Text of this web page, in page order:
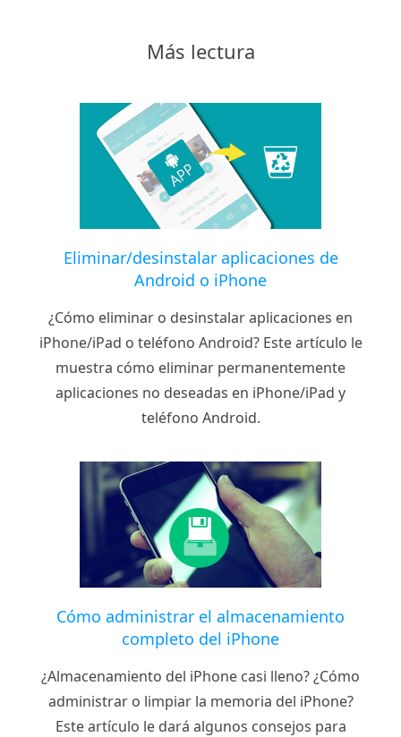
Más lectura
Eliminar/desinstalar aplicaciones de
Android o iPhone
¿Cómo eliminar o desinstalar aplicaciones en
iPhone/iPad o teléfono Android? Este artículo le
muestra cómo eliminar permanentemente
aplicaciones no deseadas en iPhone/iPad y
teléfono Android.
Cómo administrar el almacenamiento
completo del iPhone
¿Almacenamiento del iPhone casi lleno? ¿Cómo
administrar o limpiar la memoria del iPhone?
Este artículo le dará algunos consejos para